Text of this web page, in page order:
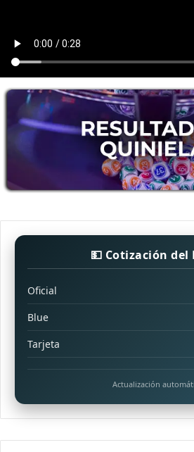
💵 Cotización del
Oficial
Blue
Tarjeta
Actualización